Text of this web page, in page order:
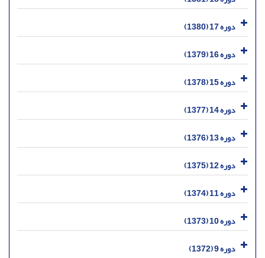
دوره 17 (1380)
دوره 16 (1379)
دوره 15 (1378)
دوره 14 (1377)
دوره 13 (1376)
دوره 12 (1375)
دوره 11 (1374)
دوره 10 (1373)
دوره 9 (1372)